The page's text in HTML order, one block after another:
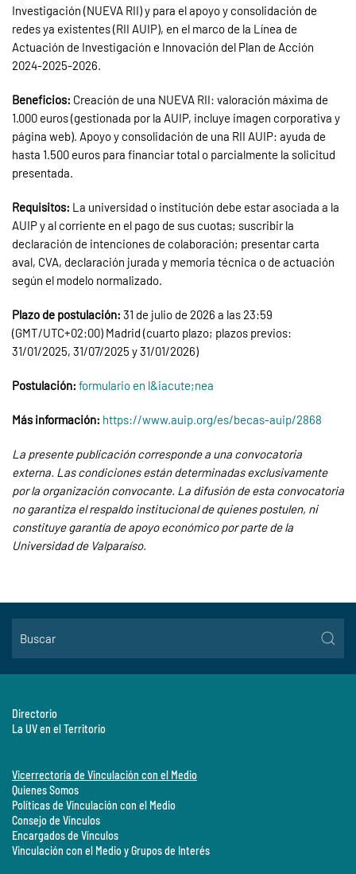
Investigación (NUEVA RII) y para el apoyo y consolidación de
redes ya existentes (RII AUIP), en el marco de la Línea de
Actuación de Investigación e Innovación del Plan de Acción
2024-2025-2026.
Beneficios: Creación de una NUEVA RII: valoración máxima de
1.000 euros (gestionada por la AUIP, incluye imagen corporativa y
página web). Apoyo y consolidación de una RII AUIP: ayuda de
hasta 1.500 euros para financiar total o parcialmente la solicitud
presentada.
Requisitos: La universidad o institución debe estar asociada a la
AUIP y al corriente en el pago de sus cuotas; suscribir la
declaración de intenciones de colaboración; presentar carta
aval, CVA, declaración jurada y memoria técnica o de actuación
según el modelo normalizado.
Plazo de postulación: 31 de julio de 2026 a las 23:59
(GMT/UTC+02:00) Madrid (cuarto plazo; plazos previos:
31/01/2025, 31/07/2025 y 31/01/2026)
Postulación: formulario en l&iacute;nea
Más información: https://www.auip.org/es/becas-auip/2868
La presente publicación corresponde a una convocatoria
externa. Las condiciones están determinadas exclusivamente
por la organización convocante. La difusión de esta convocatoria
no garantiza el respaldo institucional de quienes postulen, ni
constituye garantía de apoyo económico por parte de la
Universidad de Valparaíso.
Directorio
La UV en el Territorio
Vicerrectoría de Vinculación con el Medio
Quienes Somos
Políticas de Vinculación con el Medio
Consejo de Vínculos
Encargados de Vínculos
Vinculación con el Medio y Grupos de Interés